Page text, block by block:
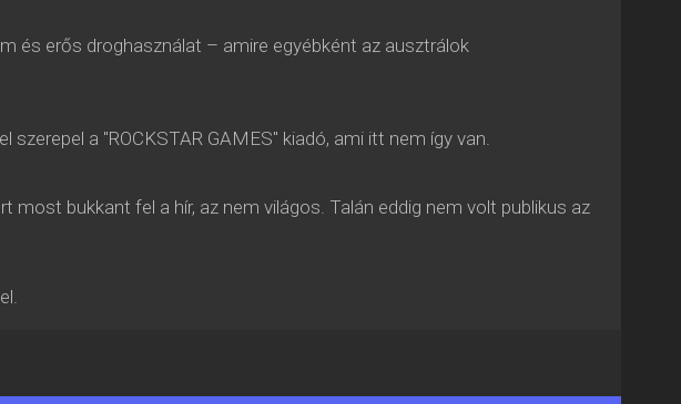
és erős droghasználat – amire egyébként az ausztrálok
a "ROCKSTAR GAMES" kiadó, ami itt nem így van.
bukkant fel a hír, az nem világos. Talán eddig nem volt publikus az